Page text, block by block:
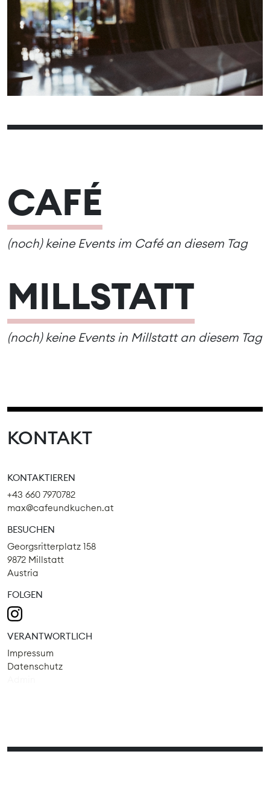
01
02
03
04 05 06 07 08
09
10
11 12 14 15
16
17
18 19 20 21 22
23
CAFÉ
(noch) keine Events im Café an diesem Tag
MILLSTATT
(noch) keine Events in Millstatt an diesem Tag
KONTAKT
KONTAKTIEREN
+43 660 7970782
max@cafeundkuchen.at
BESUCHEN
Georgsritterplatz 158
9872 Millstatt
Austria
FOLGEN
VERANTWORTLICH
Impressum
Datenschutz